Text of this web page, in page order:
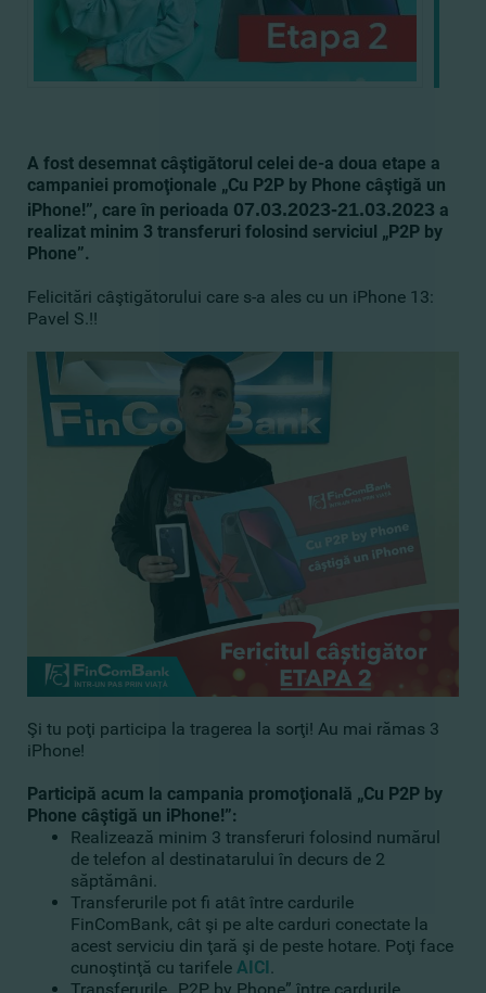
A fost desemnat câştigătorul celei de-a doua etape a
campaniei promoţionale „Cu P2P by Phone câştigă un
iPhone!”, care în perioada 07.03.2023-21.03.2023 a
realizat minim 3 transferuri folosind serviciul „P2P by
Phone”.
Felicitări câştigătorului care s-a ales cu un iPhone 13:
Pavel S.!!
Şi tu poţi participa la tragerea la sorţi! Au mai rămas 3
iPhone!
Participă acum la campania promoţională „Cu P2P by
Phone câştigă un iPhone!”:
Realizează minim 3 transferuri folosind numărul
de telefon al destinatarului în decurs de 2
săptămâni.
Transferurile pot fi atât între cardurile
FinComBank, cât şi pe alte carduri conectate la
acest serviciu din ţară şi de peste hotare. Poţi face
cunoştinţă cu tarifele AICI .